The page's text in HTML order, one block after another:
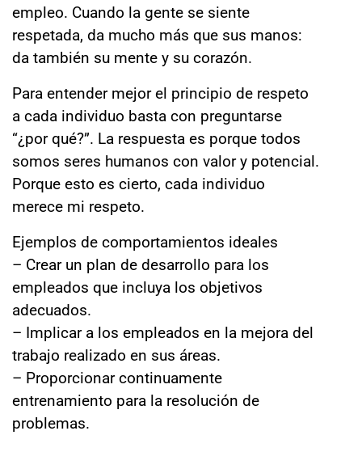
empleo. Cuando la gente se siente
respetada, da mucho más que sus manos:
da también su mente y su corazón.
Para entender mejor el principio de respeto
a cada individuo basta con preguntarse
“¿por qué?”. La respuesta es porque todos
somos seres humanos con valor y potencial.
Porque esto es cierto, cada individuo
merece mi respeto.
Ejemplos de comportamientos ideales
– Crear un plan de desarrollo para los
empleados que incluya los objetivos
adecuados.
– Implicar a los empleados en la mejora del
trabajo realizado en sus áreas.
– Proporcionar continuamente
entrenamiento para la resolución de
problemas.